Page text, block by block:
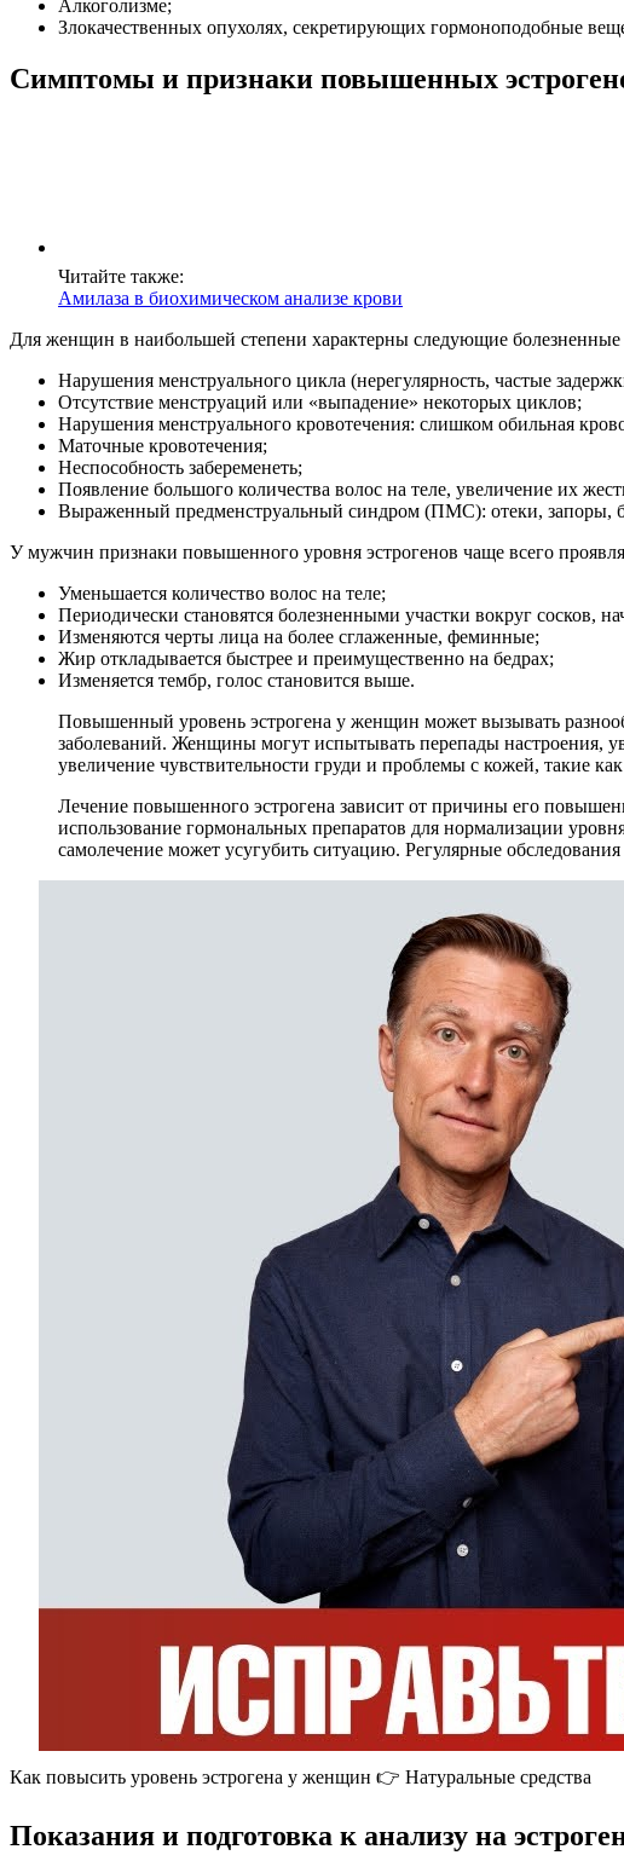
Алкоголизме;
Злокачественных опухолях, секретирующих гормоноподобные
Симптомы и признаки повышенных
Читайте также:
Амилаза в биохимическом анализе крови
Для женщин в наибольшей степени характерны следующие
Нарушения менструального цикла (нерегулярность, частые
Отсутствие менструаций или «выпадение» некоторых циклов;
Нарушения менструального кровотечения: слишком обильная
Маточные кровотечения;
Неспособность забеременеть;
Появление большого количества волос на теле, увеличение их
Выраженный предменструальный синдром (ПМС): отеки, запоры,
У мужчин признаки повышенного уровня эстрогенов чаще всего
Уменьшается количество волос на теле;
Периодически становятся болезненными участки вокруг сосков,
Изменяются черты лица на более сглаженные, феминные;
Жир откладывается быстрее и преимущественно на бедрах;
Изменяется тембр, голос становится выше.
Повышенный уровень эстрогена у женщин может вызывать
заболеваний. Женщины могут испытывать перепады настроения,
увеличение чувствительности груди и проблемы с кожей, такие
Лечение повышенного эстрогена зависит от причины его
использование гормональных препаратов для нормализации
самолечение может усугубить ситуацию. Регулярные
Как повысить уровень эстрогена у женщин 👉 Натуральные средства
Показания и подготовка к анализу на